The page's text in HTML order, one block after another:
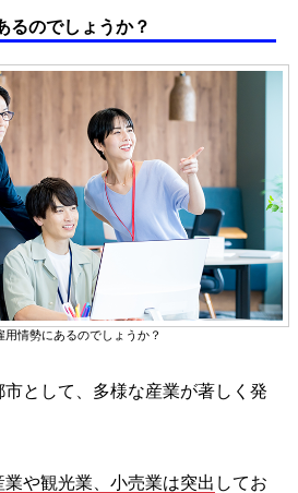
るのでしょうか？
用情勢にあるのでしょうか？
として、多様な産業が著しく発
業や観光業、小売業は突出 してお